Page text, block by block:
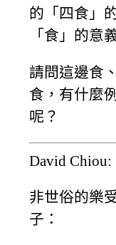
的「四食」
「食」的意
請問這邊食
食，有什麼
呢？
David Chiou:
非世俗的樂
子：